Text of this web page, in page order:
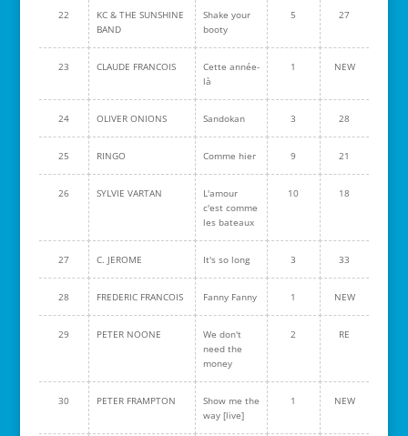
22
KC & THE SUNSHINE
BAND
Shake your
booty
5 27
23 CLAUDE FRANCOIS
Cette année-
là
1 NEW
24 OLIVER ONIONS Sandokan 3 28
25 RINGO Comme hier 9 21
26 SYLVIE VARTAN
L'amour
c'est comme
les bateaux
10 18
27 C. JEROME It's so long 3 33
28 FREDERIC FRANCOIS Fanny Fanny 1 NEW
29 PETER NOONE
We don't
need the
money
2 RE
30 PETER FRAMPTON
Show me the
way [live]
1 NEW